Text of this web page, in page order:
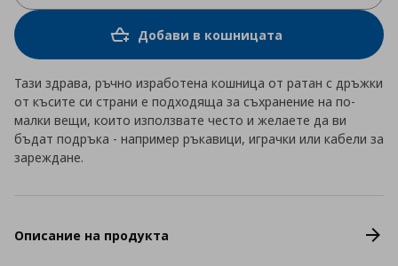
Добави в кошницата
Тази здрава, ръчно изработена кошница от ратан с дръжки
от късите си страни е подходяща за съхранение на по-
малки вещи, които използвате често и желаете да ви
бъдат подръка - например ръкавици, играчки или кабели за
зареждане.
Описание на продукта